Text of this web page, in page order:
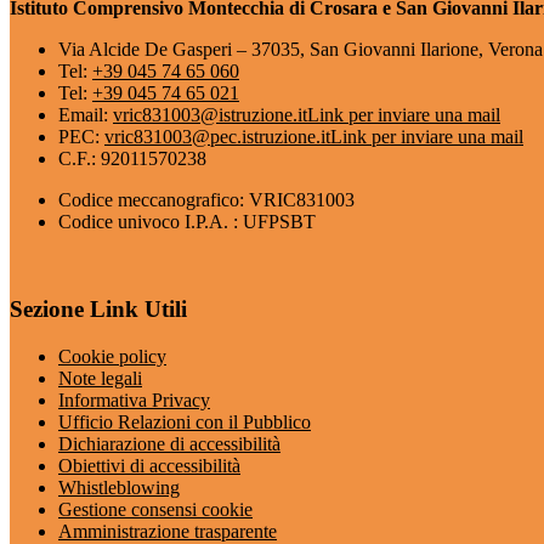
Istituto Comprensivo Montecchia di Crosara e San Giovanni
Via Alcide De Gasperi – 37035, San Giovanni Ilarione, Verona
Tel: +39 045 74 65 060
Tel: +39 045 74 65 021
Email: vric831003@istruzione.itLink per inviare una mail
PEC: vric831003@pec.istruzione.itLink per inviare una mail
C.F.: 92011570238
Codice meccanografico: VRIC831003
Codice univoco I.P.A. : UFPSBT
Sezione Link Utili
Cookie policy
Note legali
Informativa Privacy
Ufficio Relazioni con il Pubblico
Dichiarazione di accessibilità
Obiettivi di accessibilità
Whistleblowing
Gestione consensi cookie
Amministrazione trasparente